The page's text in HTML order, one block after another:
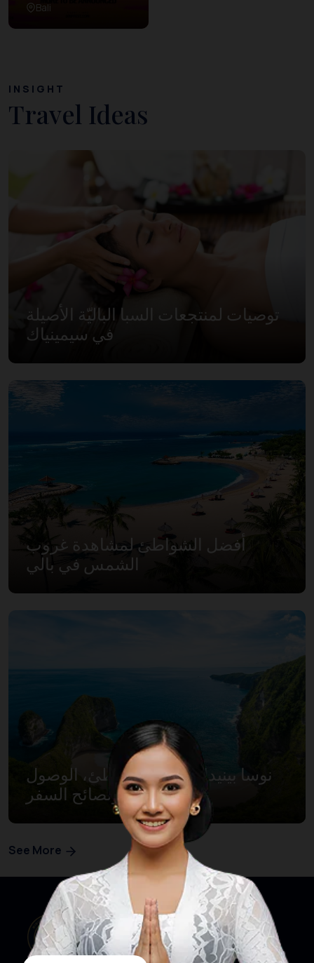
Bali
INSIGHT
Travel Ideas
توصيات لمنتجعات السبا الباليّة الأصيلة
في سيمينياك
أفضل الشواطئ لمشاهدة غروب
الشمس في بالي
نوسا بينيدا: أجمل الشواطئ، الوصول
إلى الميناء ونصائح السفر
See More